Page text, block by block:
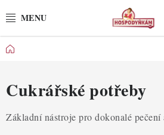
na
POTŘEBY
POMŮCKY
SUROVINY
Domů
Cukrářské potřeby
Základní nástroje pro dokonalé pečení